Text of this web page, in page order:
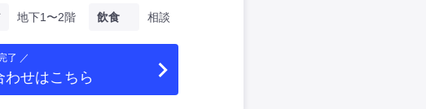
地下1〜2階 飲食 相談
了 ／
わせはこちら